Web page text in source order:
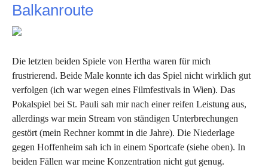
Balkanroute
Die letzten beiden Spiele von Hertha waren für mich
frustrierend. Beide Male konnte ich das Spiel nicht wirklich gut
verfolgen (ich war wegen eines Filmfestivals in Wien). Das
Pokalspiel bei St. Pauli sah mir nach einer reifen Leistung aus,
allerdings war mein Stream von ständigen Unterbrechungen
gestört (mein Rechner kommt in die Jahre). Die Niederlage
gegen Hoffenheim sah ich in einem Sportcafe (siehe oben). In
beiden Fällen war meine Konzentration nicht gut genug.